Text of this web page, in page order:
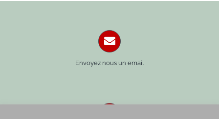
Envoyez nous un email